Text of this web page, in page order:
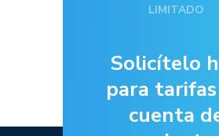
LIMITADO
Solicítelo
para
cuenta